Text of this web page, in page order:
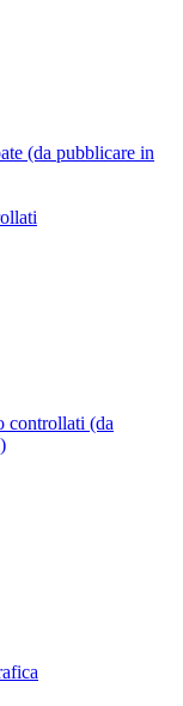
(da pubblicare in
controllati (da